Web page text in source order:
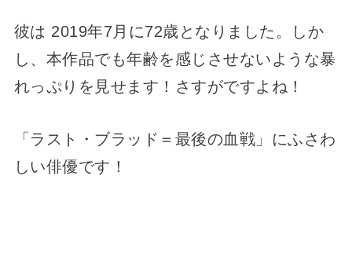
彼は 2019年7月に72歳となりました。しか
し、本作品でも年齢を感じさせないような暴
れっぷりを見せます！さすがですよね！
「ラスト・ブラッド＝最後の血戦」にふさわ
しい俳優です！